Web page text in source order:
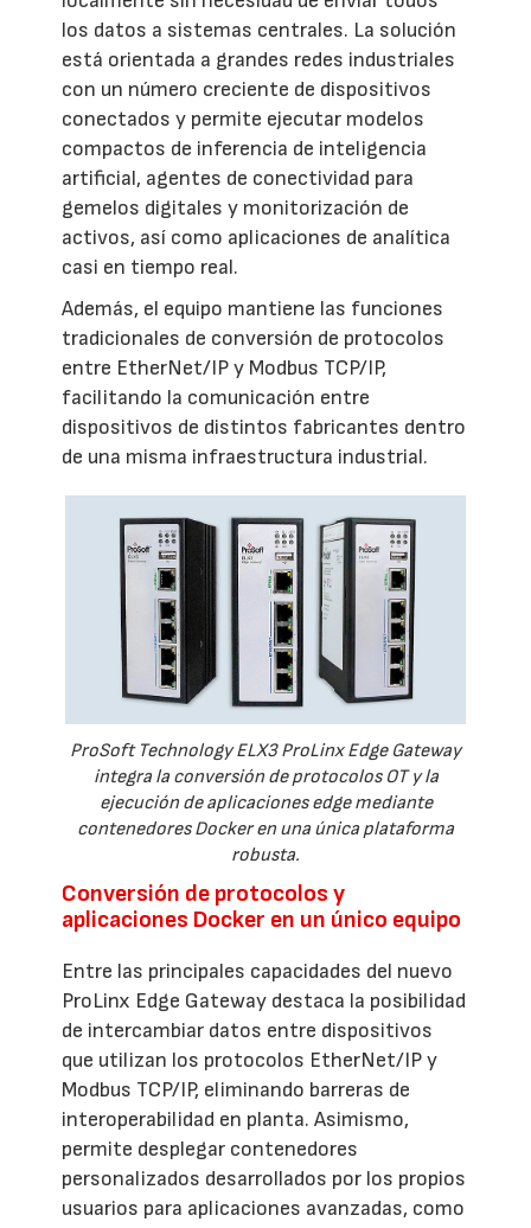
los datos a sistemas centrales. La solución
está orientada a grandes redes industriales
con un número creciente de dispositivos
conectados y permite ejecutar modelos
compactos de inferencia de inteligencia
artificial, agentes de conectividad para
gemelos digitales y monitorización de
activos, así como aplicaciones de analítica
casi en tiempo real.
Además, el equipo mantiene las funciones
tradicionales de conversión de protocolos
entre EtherNet/IP y Modbus TCP/IP,
facilitando la comunicación entre
dispositivos de distintos fabricantes dentro
de una misma infraestructura industrial.
ProSoft Technology ELX3 ProLinx Edge Gateway
integra la conversión de protocolos OT y la
ejecución de aplicaciones edge mediante
contenedores Docker en una única plataforma
robusta.
Conversión de protocolos y
aplicaciones Docker en un único equipo
Entre las principales capacidades del nuevo
ProLinx Edge Gateway destaca la posibilidad
de intercambiar datos entre dispositivos
que utilizan los protocolos EtherNet/IP y
Modbus TCP/IP, eliminando barreras de
interoperabilidad en planta. Asimismo,
permite desplegar contenedores
personalizados desarrollados por los propios
usuarios para aplicaciones avanzadas, como